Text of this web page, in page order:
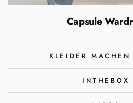
Capsule
KLEIDER MACHEN
INTHEBOX